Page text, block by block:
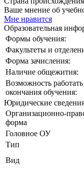
Ваше мнение об
Мне нравится
Образовательная
Формы обучения:
Факультеты и
Форма зачисления:
Наличие общежития:
Возможность
окончания обучения:
Юридические
Организационно-
форма
Головное ОУ
Тип
Вид